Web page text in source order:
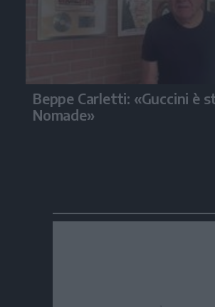
Beppe Carletti: «Guccini è
Nomade»